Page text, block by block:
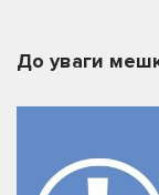
До уваги